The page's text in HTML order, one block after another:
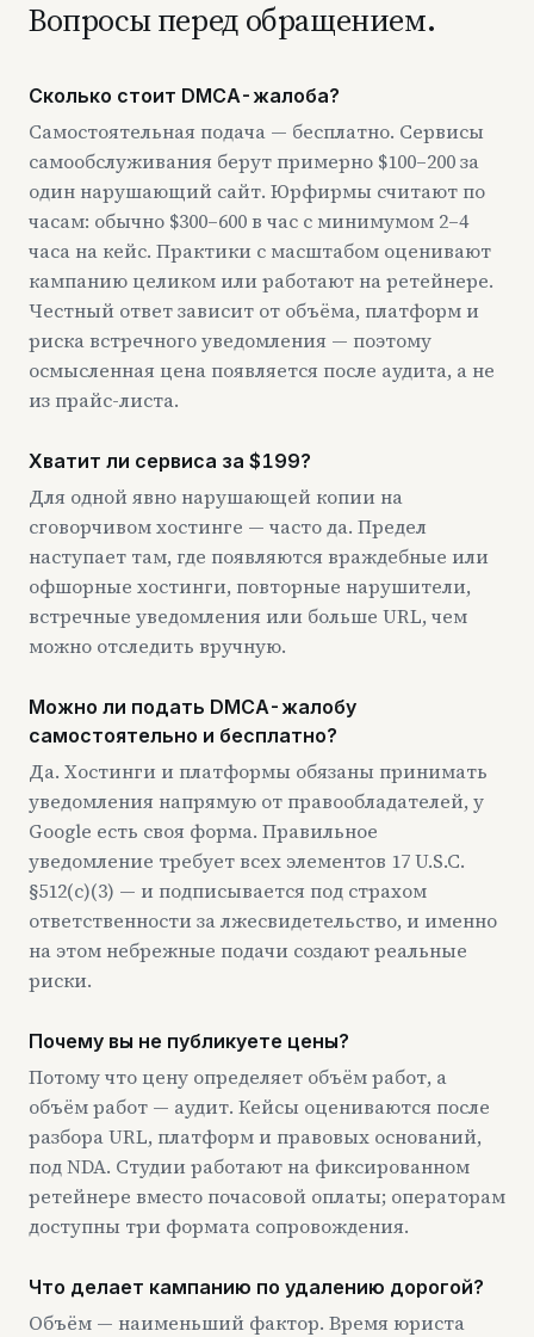
Вопросы перед обращением.
Сколько стоит DMCA-жалоба?
Самостоятельная подача — бесплатно. Сервисы
самообслуживания берут примерно $100–200 за
один нарушающий сайт. Юрфирмы считают по
часам: обычно $300–600 в час с минимумом 2–4
часа на кейс. Практики с масштабом оценивают
кампанию целиком или работают на ретейнере.
Честный ответ зависит от объёма, платформ и
риска встречного уведомления — поэтому
осмысленная цена появляется после аудита, а не
из прайс-листа.
Хватит ли сервиса за $199?
Для одной явно нарушающей копии на
сговорчивом хостинге — часто да. Предел
наступает там, где появляются враждебные или
офшорные хостинги, повторные нарушители,
встречные уведомления или больше URL, чем
можно отследить вручную.
Можно ли подать DMCA-жалобу
самостоятельно и бесплатно?
Да. Хостинги и платформы обязаны принимать
уведомления напрямую от правообладателей, у
Google есть своя форма. Правильное
уведомление требует всех элементов 17 U.S.C.
§512(c)(3) — и подписывается под страхом
ответственности за лжесвидетельство, и именно
на этом небрежные подачи создают реальные
риски.
Почему вы не публикуете цены?
Потому что цену определяет объём работ, а
объём работ — аудит. Кейсы оцениваются после
разбора URL, платформ и правовых оснований,
под NDA. Студии работают на фиксированном
ретейнере вместо почасовой оплаты; операторам
доступны три формата сопровождения.
Что делает кампанию по удалению дорогой?
Объём — наименьший фактор. Время юриста